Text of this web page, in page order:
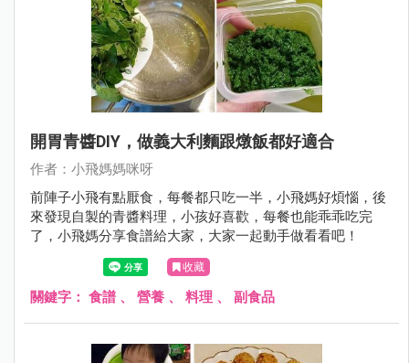
開胃青醬DIY，做義大利麵跟燉飯都好適合
作者：小飛媽媽咪呀
前陣子小飛有點厭食，每餐都只吃一半，小飛媽好煩惱，後
來發現自製的青醬料理，小孩好喜歡，每餐也能乖乖吃完
了，小飛媽分享食譜給大家，大家一起動手做看看吧！
收藏
關鍵字： 食譜 、 營養 、 料理 、 副食品